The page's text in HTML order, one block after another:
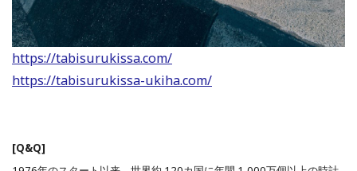
https://tabisurukissa.com/
https://tabisurukissa-ukiha.com/
[Q&Q]